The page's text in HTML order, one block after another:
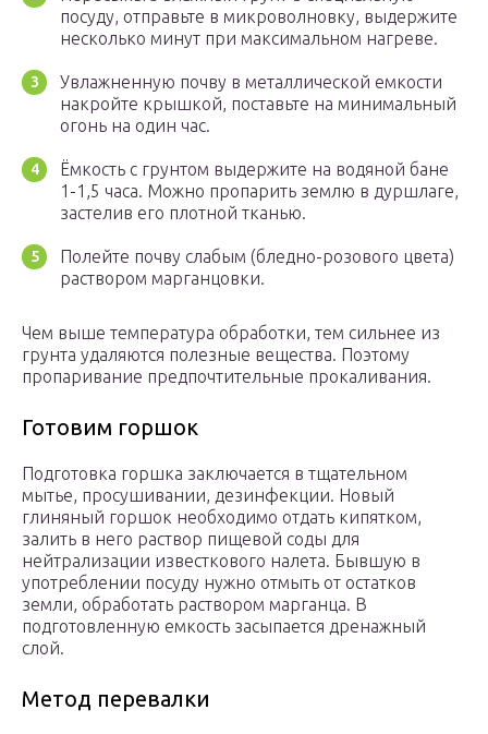
посуду, отправьте в микроволновку, выдержите
несколько минут при максимальном нагреве.
Увлажненную почву в металлической емкости
накройте крышкой, поставьте на минимальный
огонь на один час.
Ёмкость с грунтом выдержите на водяной бане
1-1,5 часа. Можно пропарить землю в дуршлаге,
застелив его плотной тканью.
Полейте почву слабым (бледно-розового цвета)
раствором марганцовки.
Чем выше температура обработки, тем сильнее из
грунта удаляются полезные вещества. Поэтому
пропаривание предпочтительные прокаливания.
Готовим горшок
Подготовка горшка заключается в тщательном
мытье, просушивании, дезинфекции. Новый
глиняный горшок необходимо отдать кипятком,
залить в него раствор пищевой соды для
нейтрализации известкового налета. Бывшую в
употреблении посуду нужно отмыть от остатков
земли, обработать раствором марганца. В
подготовленную емкость засыпается дренажный
слой.
Метод перевалки